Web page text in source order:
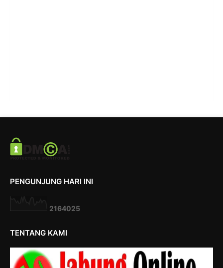
PENGUNJUNG HARI INI
2164025
TENTANG KAMI